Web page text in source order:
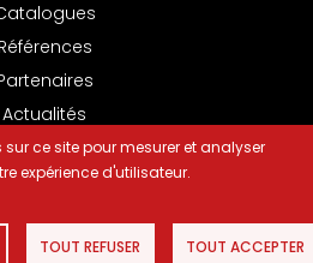
ce site pour mesurer et analyser
expérience d'utilisateur.
TOUT REFUSER TOUT ACCEPTER
Références
Actualités
pratiques
- AGENCE WEBELYOS DIGITAL